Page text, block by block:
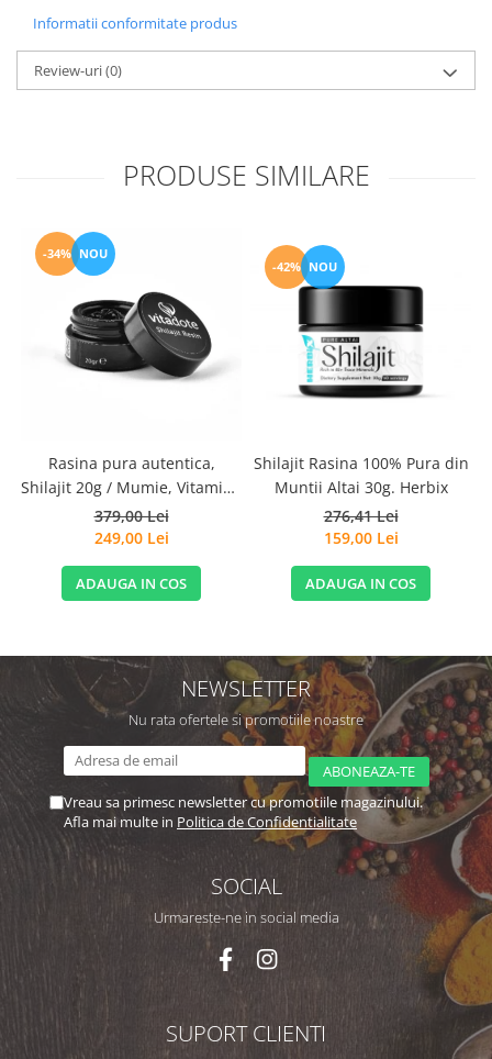
Informatii conformitate produs
Review-uri(0)
PRODUSE SIMILARE
-34% NOU
Rasina pura autentica,
Shilajit 20g / Mumie, Vitamine
si Micronutrienti - Vitadote
379,00 Lei
249,00 Lei
ADAUGA IN COS
-42% NOU
Shilajit Rasina 100% Pura din
Muntii Altai 30g. Herbix
276,41 Lei
159,00 Lei
ADAUGA IN COS
NEWSLETTER
Nu rata ofertele si promotiile noastre
Vreau sa primesc newsletter cu promotiile magazinului.
Afla mai multe in Politica de Confidentialitate
SOCIAL
Urmareste-ne in social media
SUPORT CLIENTI